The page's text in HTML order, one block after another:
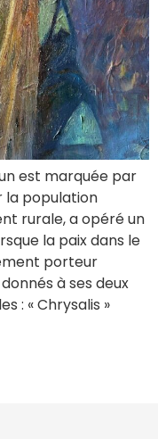
est marquée par
la population
rurale, a opéré un
la paix dans le
porteur
à ses deux
: « Chrysalis »